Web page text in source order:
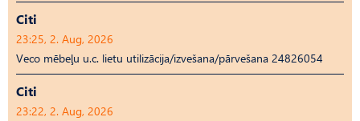
Citi
23:25, 2. Aug, 2026
Veco mēbeļu u.c. lietu utilizācija/izvešana/pārvešana 24826054
Citi
23:22, 2. Aug, 2026